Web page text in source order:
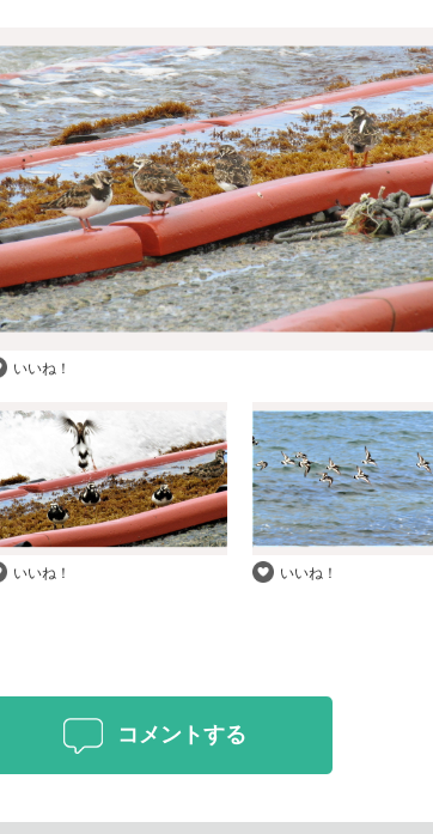
いいね！
いいね！ いいね！
コメントする